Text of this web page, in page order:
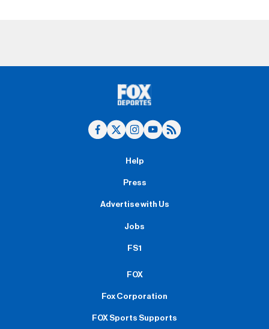
Help
Press
Advertise with Us
Jobs
FS1
FOX
Fox Corporation
FOX Sports Supports